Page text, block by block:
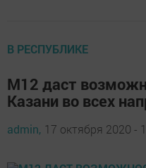
В РЕСПУБЛИКЕ
М12 даст
Казани во всех
admin, 17 октября 2020 -